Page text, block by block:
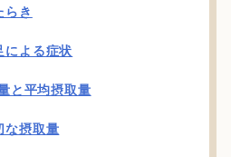
らき
による症状
と平均摂取量
な摂取量